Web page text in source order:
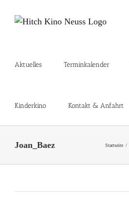
Inhalt
Aktuelles Terminkalender
Kinderkino Kontakt & Anfahrt
Joan_Baez Startseite